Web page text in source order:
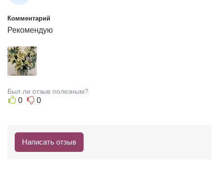
Н
О
Н
И
М
Н
Й
К
У
Комментарий
Рекомендую
Был ли отзыв полезным?
0 0
Написать отзыв